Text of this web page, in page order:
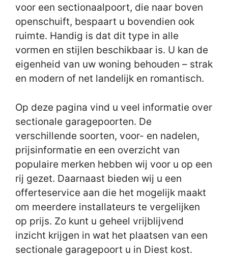
voor een sectionaalpoort, die naar boven
openschuift, bespaart u bovendien ook
ruimte. Handig is dat dit type in alle
vormen en stijlen beschikbaar is. U kan de
eigenheid van uw woning behouden – strak
en modern of net landelijk en romantisch.
Op deze pagina vind u veel informatie over
sectionale garagepoorten. De
verschillende soorten, voor- en nadelen,
prijsinformatie en een overzicht van
populaire merken hebben wij voor u op een
rij gezet. Daarnaast bieden wij u een
offerteservice aan die het mogelijk maakt
om meerdere installateurs te vergelijken
op prijs. Zo kunt u geheel vrijblijvend
inzicht krijgen in wat het plaatsen van een
sectionale garagepoort u in Diest kost.